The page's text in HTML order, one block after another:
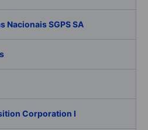
Nacionais SGPS SA
Corporation I